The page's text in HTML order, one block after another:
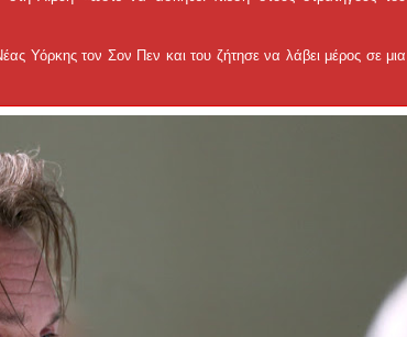
Υόρκης τον Σον Πεν και του ζήτησε να λάβει μέρος σε μια